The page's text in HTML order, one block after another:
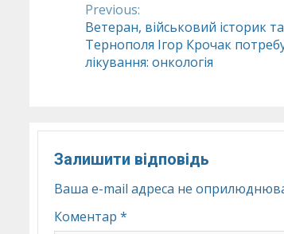
Continue
Reading
Previous:
Ветеран, військовий історик
Тернополя Ігор Крочак
лікування: онкологія
Залишити відповідь
Ваша e-mail адреса не
Коментар *